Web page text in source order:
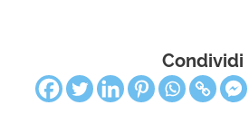
Condividi